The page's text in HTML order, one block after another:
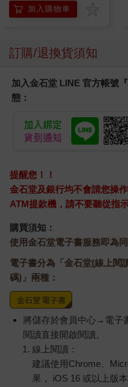
加入購物車
訂購/退換貨須知
加入金石堂 LINE 官方帳號
態：
提醒您！！
金石堂及銀行均不會請您操
ATM提款機，請不要聽從指
購買須知：
使用金石堂電子書服務即為
電子書分為「金石堂(線上閱
碼)」兩種：
將儲存於會員中心→電子
閱讀直接開啟閱讀。
線上閱讀：
建議使用Chrome、
果， iOS 16 或以上版